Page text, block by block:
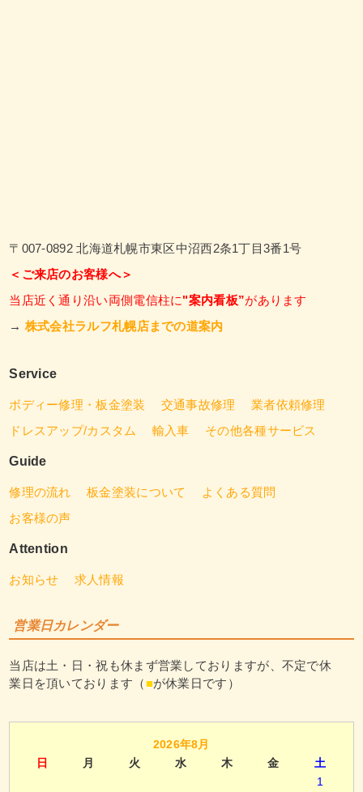
〒007-0892 北海道札幌市東区中沼西2条1丁目3番1号
＜ご来店のお客様へ＞
当店近く通り沿い両側電信柱に"案内看板”があります
→ 株式会社ラルフ札幌店までの道案内
Service
ボディー修理・板金塗装 交通事故修理
業者依頼修理
ドレスアップ/カスタム
輸入車 その他各種サービス
Guide
修理の流れ 板金塗装について
よくある質問
お客様の声
Attention
お知らせ 求人情報
営業日カレンダー
当店は土・日・祝も休まず営業しておりますが、不定で休
業日を頂いております（ ■が休業日です）
2026年8月
日
月 火 水 木 金
土
1